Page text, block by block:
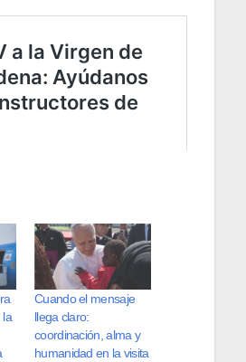
la
Cuando el mensaje
llega claro:
coordinación, alma y
humanidad en la visita